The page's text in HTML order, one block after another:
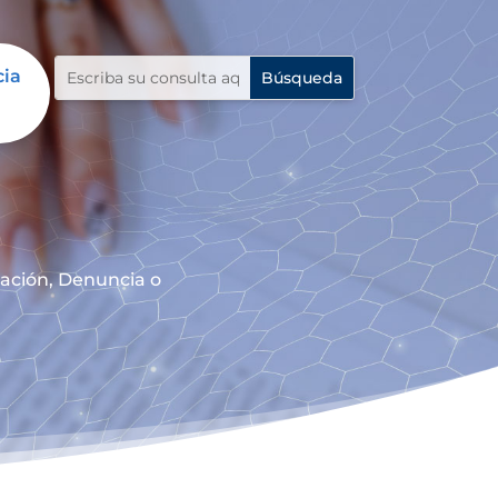
Denuncia o